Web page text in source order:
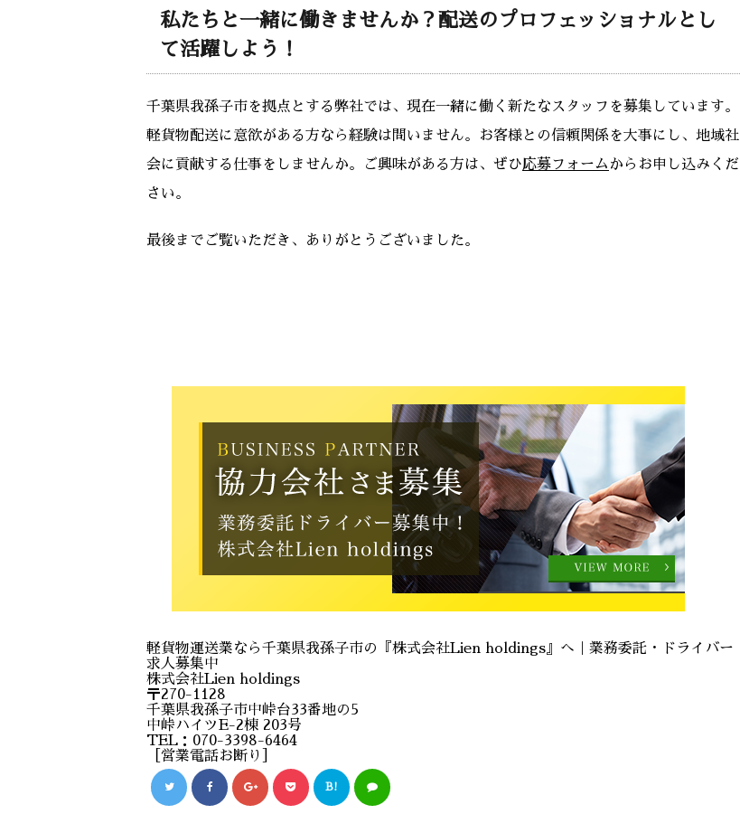
私たちと一緒に働きませんか？配送のプロフェッショナルとし
て活躍しよう！
千葉県我孫子市を拠点とする弊社では、現在一緒に働く新たなスタッフを募集しています。
軽貨物配送に意欲がある方なら経験は問いません。お客様との信頼関係を大事にし、地域社
会に貢献する仕事をしませんか。ご興味がある方は、ぜひ応募フォーム からお申し込みくだ
さい。
最後までご覧いただき、ありがとうございました。
軽貨物運送業なら千葉県我孫子市の『株式会社Lien holdings』へ｜業務委託・ドライバー
求人募集中
株式会社Lien holdings
〒270-1128
千葉県我孫子市中峠台33番地の5
中峠ハイツE-2棟 203号
TEL：070-3398-6464
［営業電話お断り］
B!